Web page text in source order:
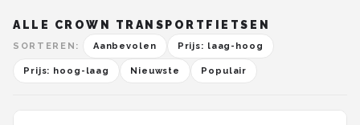
ALLE CROWN TRANSPORTFIETSEN
SORTEREN: Aanbevolen Prijs: laag-hoog
Prijs: hoog-laag Nieuwste Populair